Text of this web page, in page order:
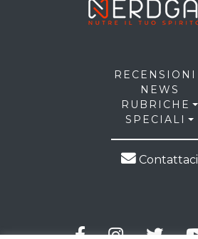
RECENSIONI
NEWS
RUBRICHE
SPECIALI
Contattaci